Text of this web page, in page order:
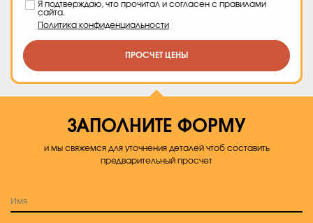
Я подтверждаю, что прочитал и согласен с правилами
сайта.
Политика конфиденциальности
ПРОСЧЕТ ЦЕНЫ
ЗАПОЛНИТЕ ФОРМУ
и мы свяжемся для уточнения деталей чтоб составить
предварительный просчет